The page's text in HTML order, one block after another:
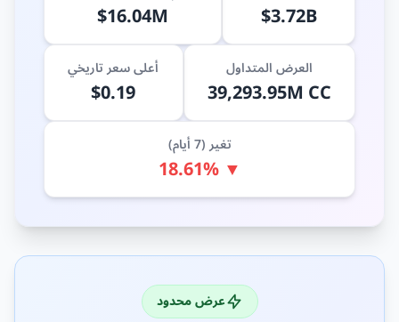
$3.72B
$16.04M
العرض المتداول
39,293.95M CC
أعلى سعر تاريخي
$0.19
تغير (7 أيام)
▼ 18.61%
عرض محدود